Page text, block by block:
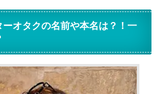
オタクの名前や本名は？！一